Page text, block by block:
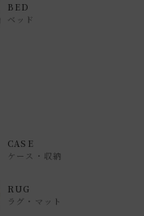
BED
ベッド
CASE
ケース・収納
RUG
ラグ・マット